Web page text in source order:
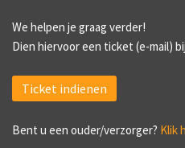
We helpen je graag verder!
Dien hiervoor een ticket (e-mail)
Ticket indienen
Bent u een ouder/verzorger? Klik